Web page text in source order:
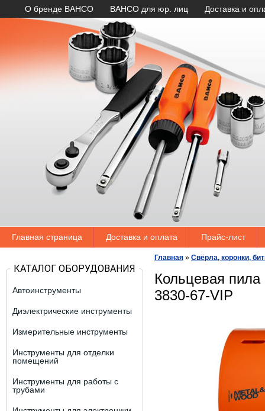
О бренде BAHCO BAHCO для юр. лиц Доставка и
Главная страница Доставка и оплата Прайс-лист
КАТАЛОГ ОБОРУДОВАНИЯ
Автоинструменты
Диэлектрические инструменты
Измерительные инструменты
Инструменты для отделки
помещений
Инструменты для работы с
трубами
Главная » Свёрла, коронки,
Кольцевая
3830-67-VIP